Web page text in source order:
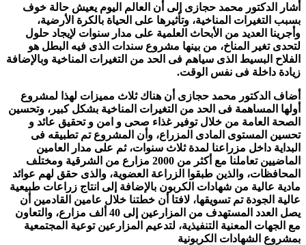
أشار الدكتور محمد حجازى إلى أن العالم اليوم يعيش حالة خوف
بسبب التغيرات المناخية، وتأثيرها على الحياة بالكرة الأرضية،
وأجرينا العديد من الأبحاث العلمية على مدار سنوات لإيجاد حلول
لتحدى تغير المناخ، من بينها مشروع سندات الذى فيه البطل هو
الفلاح البسيط الذى سياهم فى الحد من التغيرات المناخية وبالإضافة
زيادة داخلة فى نفس الوقت.
أضاف الدكتور محمد حجازى أن هناك ثلاث مميزات لهذا لمشروع
أولها المساهمة فى الحد من التغيرات المناخية بشكل كبير، وتحسين
الصحة العامة من خلال توفير غذاء صحى و امن و تحقيق عائد و
تحسين المستوى المادى المزراع، وأن المشروع تم تطبيقه فى
البداية داخل مزراعنا لمدة ثلاث سنوات، ثم على مدار العامين
الماضيين تعاملنا مع أكثر من 2000 مزارع من الشرقية ومختلف
المحافظات، والذين طبقوا الزراعة العضوية، والذى حقق لهم عوائد
مادية عالية من شهادات الكربون بالإضافة إلى انتاج زراعات طبيعية
عالية الجودة تم تسويقها، لافتا أن خطتنا خلال عامين القادمين أن
يصل العدد المستهدف من المزارعين إلى 40 ألف مزارع، والتعاون
مع الجهات المعنية التنفيذية، لتدعيم المزارعين توعية المجتمعية
بمشروع الشهادات الكربونية